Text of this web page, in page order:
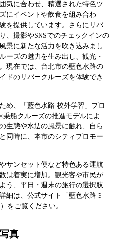
気に合わせ、精選された特色ツ
にイベントや飲食を組み合わ
を提供しています。さらにリバ
、撮影やSNSでのチェックインの
景に新たな活力を吹き込みまし
ーズの魅力を生み出し、観光・
現在では、台北市の藍色水路の
ドのリバークルーズを体験でき
め、「藍色水路 校外学習」プロ
船クルーズの推進モデルによ
生態や水辺の風景に触れ、自ら
同時に、本市のシティプロモー
サンセット便など特色ある運航
は着実に増加。観光客や市民が
う、平日・週末の旅行の選択肢
細は、公式サイト「藍色水路ミ
をご覧ください。
写真